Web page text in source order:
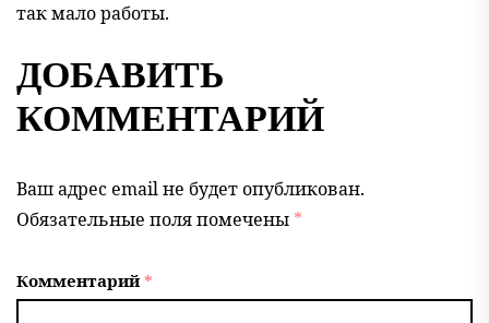
так мало работы.
ДОБАВИТЬ
КОММЕНТАРИЙ
Ваш адрес email не будет опубликован.
Обязательные поля помечены *
Комментарий*